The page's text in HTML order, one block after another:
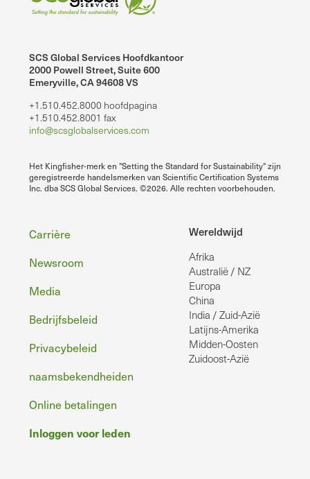
SCS Global Services Hoofdkantoor
2000 Powell Street, Suite 600
Emeryville, CA 94608 VS
+1.510.452.8000 hoofdpagina
+1.510.452.8001 fax
info@scsglobalservices.com
Het Kingfisher-merk en "Setting the Standard for Sustainability" zijn
geregistreerde handelsmerken van Scientific Certification Systems
Inc. dba SCS Global Services. ©2026. Alle rechten voorbehouden.
Wereldwijd
Afrika
Australië / NZ
Europa
China
India / Zuid-Azië
Latijns-Amerika
Midden-Oosten
Zuidoost-Azië
Voettekst
Carrière
Newsroom
Media
Bedrijfsbeleid
Privacybeleid
naamsbekendheiden
Online betalingen
Inloggen voor leden